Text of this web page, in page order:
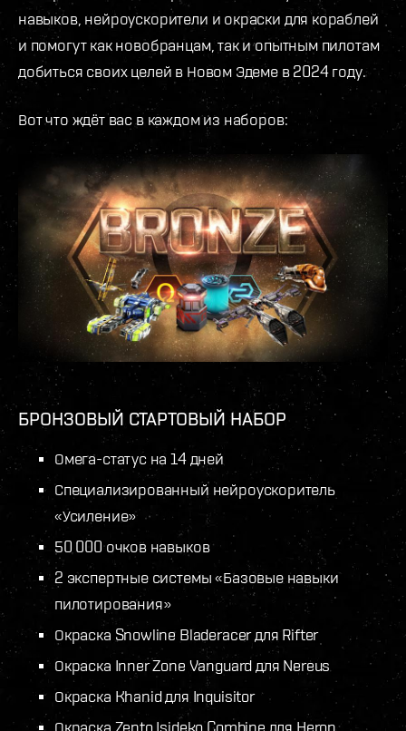
навыков, нейроускорители и окраски для кораблей
и помогут как новобранцам, так и опытным пилотам
добиться своих целей в Новом Эдеме в 2024 году.
Вот что ждёт вас в каждом из наборов:
БРОНЗОВЫЙ СТАРТОВЫЙ НАБОР
Омега-статус на 14 дней
Специализированный нейроускоритель
«Усиление»
50 000 очков навыков
2 экспертные системы «Базовые навыки
пилотирования»
Окраска Snowline Bladeracer для Rifter
Окраска Inner Zone Vanguard для Nereus
Окраска Khanid для Inquisitor